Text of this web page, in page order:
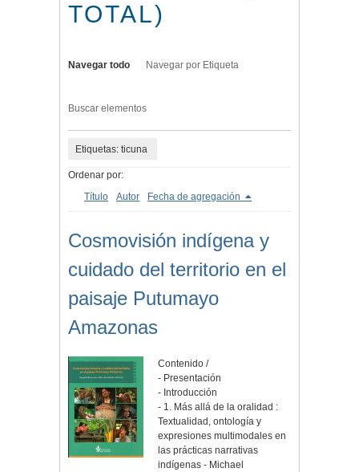
TOTAL)
Navegar todo Navegar por Etiqueta
Buscar elementos
Etiquetas: ticuna
Ordenar por:
Título
Autor Fecha de agregación
Cosmovisión indígena y
cuidado del territorio en el
paisaje Putumayo
Amazonas
Contenido /
- Presentación
- Introducción
- 1. Más allá de la oralidad :
Textualidad, ontología y
expresiones multimodales en
las prácticas narrativas
indígenas - Michael